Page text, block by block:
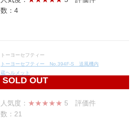
数：4
SOLD OUT
トーヨーセフティー
トーヨーセフティー No.394F-S 送風機内
蔵ヘルメット
9,000
人気度： ★★★★★ 5 評価件
数：21